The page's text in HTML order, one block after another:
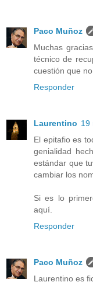
Paco Muñoz
Muchas
técnico de
cuestión que no
Responder
Laurentino 19
El epitafio es
genialidad
estándar que
cambiar los
Si es lo
aquí.
Responder
Paco Muñoz
Laurentino es